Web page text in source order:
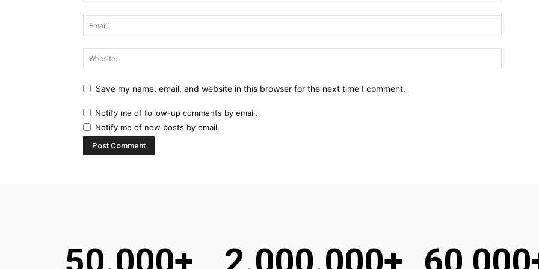
Save my name, email, and website in this browser for the next time I comment.
Notify me of follow-up comments by email.
Notify me of new posts by email.